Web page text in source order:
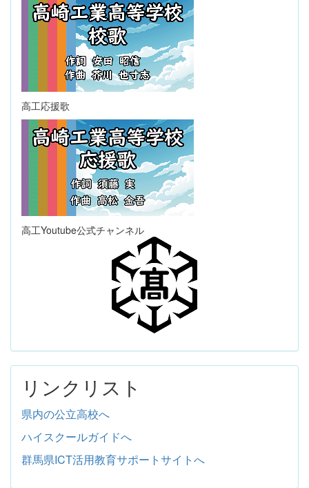
高工応援歌
高工Youtube公式チャンネル
リンクリスト
県内の公立高校へ
ハイスクールガイドへ
群馬県ICT活用教育サポートサイトへ